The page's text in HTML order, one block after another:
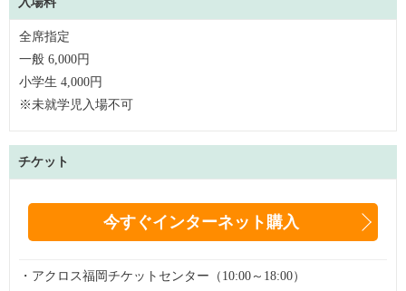
全席指定
一般 6,000円
小学生 4,000円
※未就学児入場不可
チケット
今すぐインターネット購入
・アクロス福岡チケットセンター（10:00～18:00）